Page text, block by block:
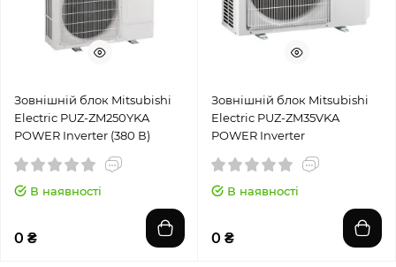
Зовнішній блок Mitsubishi
Electric PUZ-ZM250YKA
POWER Inverter (380 В)
В наявності
0 ₴
Зовнішній блок Mitsubishi
Electric PUZ-ZM35VKA
POWER Inverter
В наявності
0 ₴